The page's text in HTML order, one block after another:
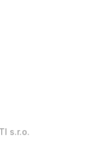
s.r.o.